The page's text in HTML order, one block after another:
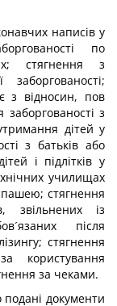
написів у
по
стягнення з
з відносин, пов
з
дітей у
з батьків або
і підлітків у
училищах
стягнення
звільнених із
після
стягнення
користування
за чеками.
документи